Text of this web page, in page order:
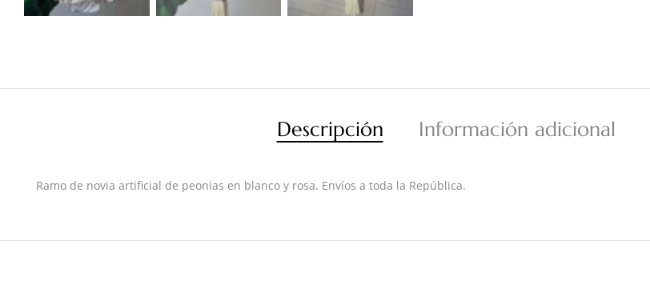
Descripción Información adicional
Ramo de novia artificial de peonias en blanco y rosa. Envíos a toda la República.